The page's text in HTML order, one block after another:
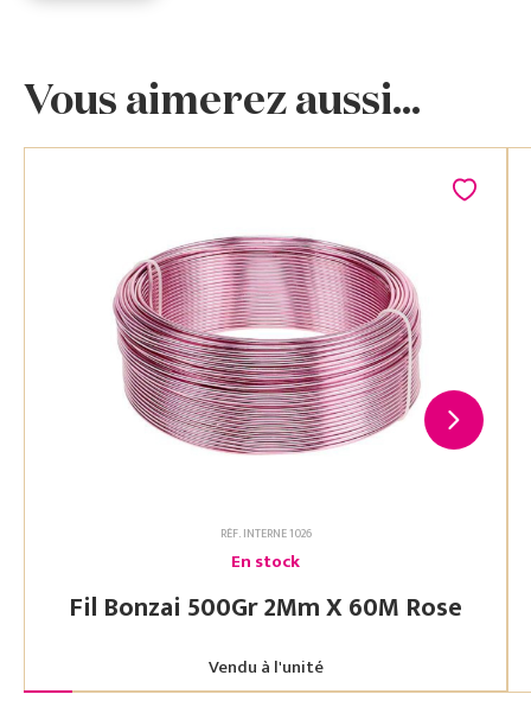
Vous aimerez aussi...
RÉF. INTERNE 1026
En stock
Fil Bonzai 500Gr 2Mm X 60M Rose
Vendu à l'unité